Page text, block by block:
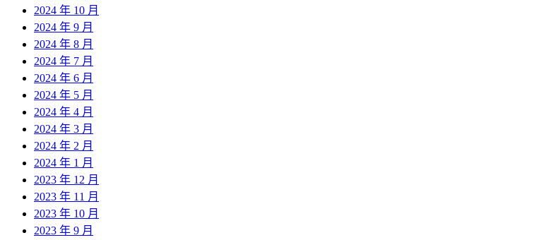
2024 年 10 月
2024 年 9 月
2024 年 8 月
2024 年 7 月
2024 年 6 月
2024 年 5 月
2024 年 4 月
2024 年 3 月
2024 年 2 月
2024 年 1 月
2023 年 12 月
2023 年 11 月
2023 年 10 月
2023 年 9 月